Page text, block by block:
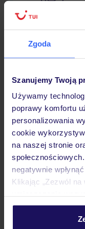
Zgoda
Szanujemy Twoją
Używamy
poprawy komfortu
personalizowania
cookie
na naszej stronie
negatywnie
Klikając „Zezwól
personalizować
Lider niskich cen
Hotel
Pokoje
Wyżywienie
Atrakcje